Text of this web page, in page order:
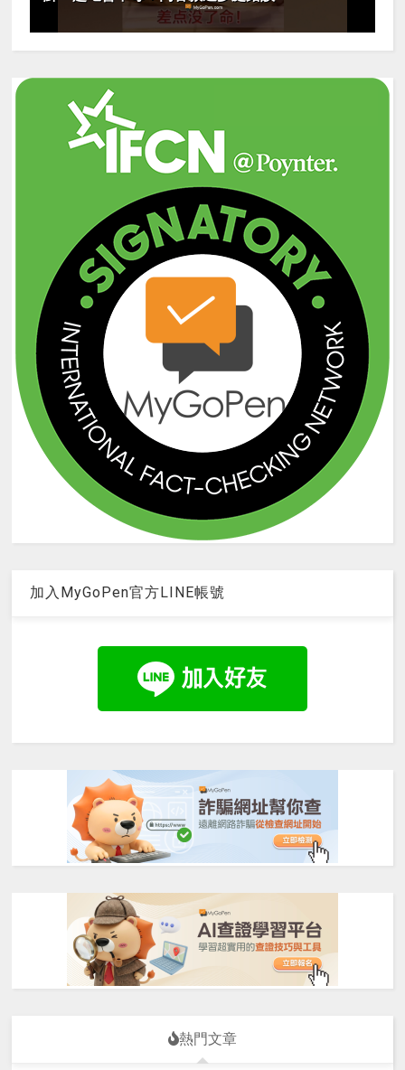
加入MyGoPen官方LINE帳號
熱門文章